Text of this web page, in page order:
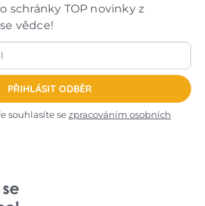
schránky TOP novinky z
vědce!
PŘIHLÁSIT ODBĚR
souhlasíte sezpracováním osobních